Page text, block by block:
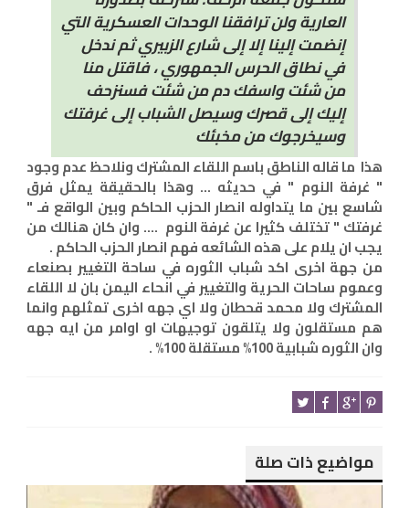
العارية ولن ترافقنا الوحدات العسكرية التي
إنضمت إلينا إلا إلى شارع الزبيري ثم ندخل
في نطاق الحرس الجمهوري ، فاقتل منا
من شئت واسفك دم من شئت فسنزحف
إليك إلى قصرك وسيصل الشباب إلى غرفتك
وسيخرجوك من مخبئك
هذا ما قاله الناطق باسم اللقاء المشترك ونلاحظ عدم وجود
" غرفة النوم " في حديثه ... وهذا بالحقيقة يمثل فرق
شاسع بين ما يتداوله انصار الحزب الحاكم وبين الواقع فـ "
غرفتك " تختلف كثيرا عن غرفة النوم .... وان كان هنالك من
يجب ان يلام على هذه الشائعه فهم انصار الحزب الحاكم .
من جهة اخرى اكد شباب الثوره في ساحة التغيير بصنعاء
وعموم ساحات الحرية والتغيير في انحاء اليمن بان لا اللقاء
المشترك ولا محمد قحطان ولا اي جهه اخرى تمثلهم وانما
هم مستقلون ولا يتلقون توجيهات او اوامر من ايه جهه
وان الثوره شبابية 100% مستقلة 100% .
مواضيع ذات صلة